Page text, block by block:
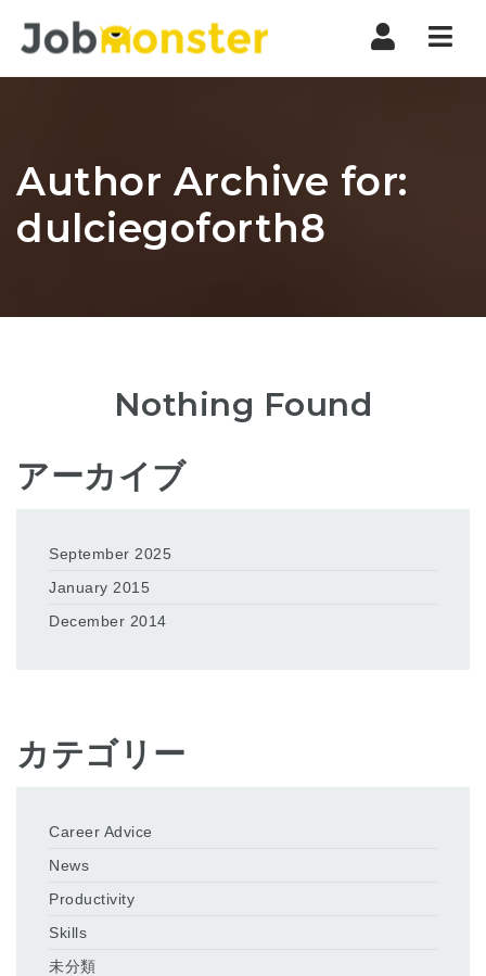
Author Archive for:
dulciegoforth8
Nothing Found
アーカイブ
September 2025
January 2015
December 2014
カテゴリー
Career Advice
News
Productivity
Skills
未分類